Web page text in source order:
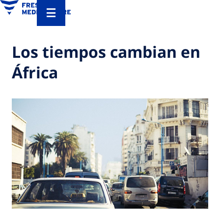
Los tiempos cambian en
África